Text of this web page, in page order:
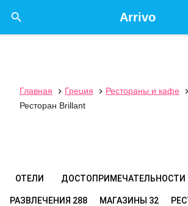
Arrivo

Главная  Греция  Рестораны и кафе

Ресторан Brillant
ОТЕЛИ ДОСТОПРИМЕЧАТЕЛЬНОСТИ
РАЗВЛЕЧЕНИЯ 288 МАГАЗИНЫ 32